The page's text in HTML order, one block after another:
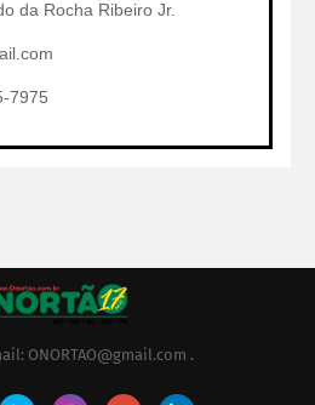
da Rocha Ribeiro Jr.
7975
ONORTAO@gmail.com .